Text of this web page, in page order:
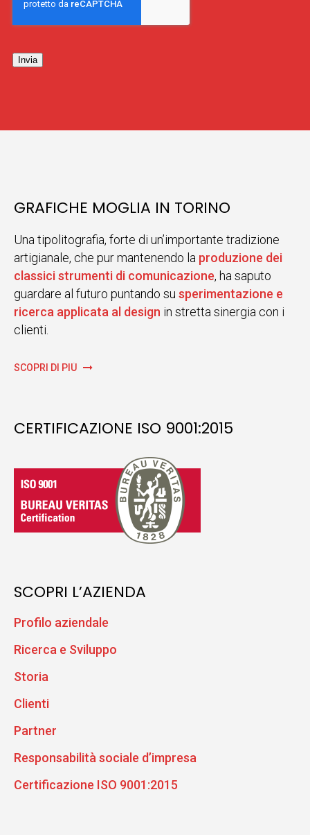
Invia
GRAFICHE MOGLIA IN TORINO
Una tipolitografia, forte di un’importante tradizione
artigianale, che pur mantenendo la produzione dei
classici strumenti di comunicazione, ha saputo
guardare al futuro puntando su sperimentazione e
ricerca applicata al design in stretta sinergia con i
clienti.
SCOPRI DI PIÙ
CERTIFICAZIONE ISO 9001:2015
SCOPRI L’AZIENDA
Profilo aziendale
Ricerca e Sviluppo
Storia
Clienti
Partner
Responsabilità sociale d’impresa
Certificazione ISO 9001:2015